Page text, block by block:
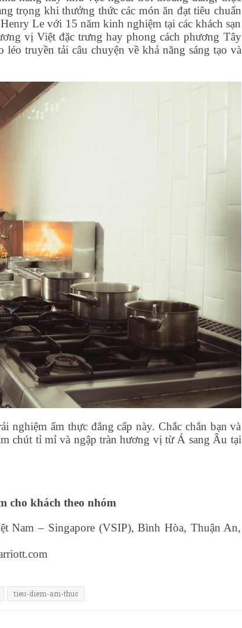
trọng khi thưởng thức các món ăn đạt tiêu chuẩn
Le với 15 năm kinh nghiệm tại các khách sạn
vị Việt đặc trưng hay phong cách phương Tây
truyền tải câu chuyện về khả năng sáng tạo và
nghiệm ẩm thực đẳng cấp này. Chắc chắn bạn và
chút tỉ mỉ và ngập tràn hương vị từ Á sang Âu tại
cho khách theo nhóm
– Singapore (VSIP), Bình Hòa, Thuận An,
tieu-diem-am-thuc